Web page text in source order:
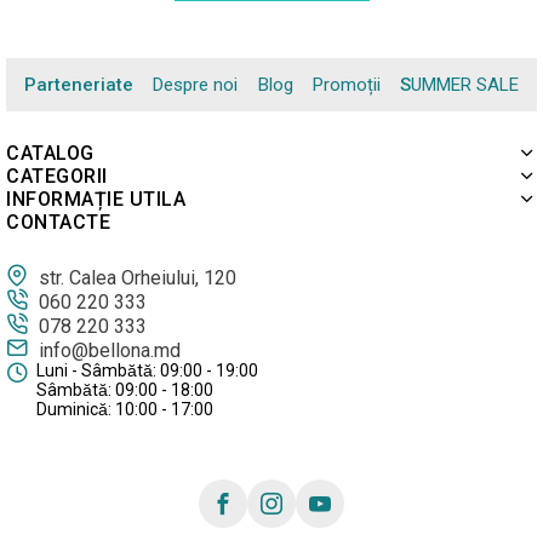
Parteneriate Despre noi Blog Promoții SUMMER SALE
CATALOG
CATEGORII
INFORMAȚIE UTILA
CONTACTE
str. Calea Orheiului, 120
060 220 333
078 220 333
info@bellona.md
Luni - Sâmbătă: 09:00 - 19:00
Sâmbătă: 09:00 - 18:00
Duminică: 10:00 - 17:00